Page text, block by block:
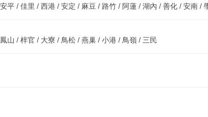
平 / 佳里 / 西港 / 安定 / 麻豆 / 路竹 / 阿蓮 / 湖內 / 善化 / 安南 /
山 / 梓官 / 大寮 / 鳥松 / 燕巢 / 小港 / 鳥嶺 / 三民